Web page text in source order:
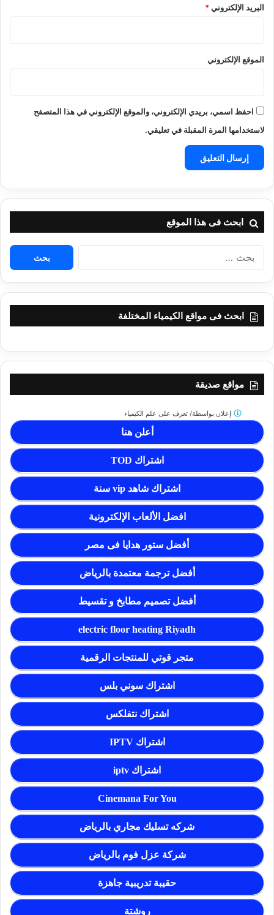
البريد الإلكتروني*
الموقع الإلكتروني
احفظ اسمي، بريدي الإلكتروني، والموقع الإلكتروني في هذا المتصفح
لاستخدامها المرة المقبلة في تعليقي.
ابحث فى هذا الموقع
البحث
ابحث فى مواقع الكيمياء المختلفة
مواقع صديقة
أعلن هنا
اشتراك TOD
اشتراك شاهد vip سنة
افضل الألعاب الإلكترونية
أفضل ستور هدايا فى مصر
أفضل ترجمة معتمدة بالرياض
أفضل تصميم مطابخ و تقسيط
electric floor heating Riyadh
متجر قوتي للمنتجات الرقمية
اشتراك سوني بلس
اشتراك نتفلكس
اشتراك IPTV
اشتراك iptv
Cinemana For You
شركه تسليك مجاري بالرياض
شركة عزل فوم بالرياض
حقيبة تدريبية جاهزة
روشتة
إعلان بواسطة/ تعرف على علم الكيمياء